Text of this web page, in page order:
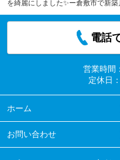
を綺麗にしました✨ー倉敷市で新
電話
営業時間：
定休日：
ホーム
お問い合わせ